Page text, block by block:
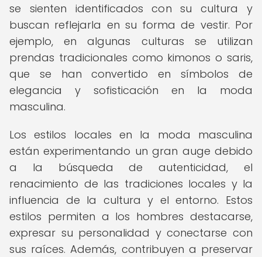
se sienten identificados con su cultura y
buscan reflejarla en su forma de vestir. Por
ejemplo, en algunas culturas se utilizan
prendas tradicionales como kimonos o saris,
que se han convertido en símbolos de
elegancia y sofisticación en la moda
masculina.
Los estilos locales en la moda masculina
están experimentando un gran auge debido
a la búsqueda de autenticidad, el
renacimiento de las tradiciones locales y la
influencia de la cultura y el entorno. Estos
estilos permiten a los hombres destacarse,
expresar su personalidad y conectarse con
sus raíces. Además, contribuyen a preservar